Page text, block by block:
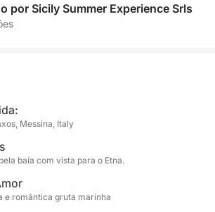
a beleza do mar enquanto
pitorescos como a Gruta do Amor,
você será presenteado com frutas
músicas favoritas pelo sistema
O capitão e a tripulação
uma viagem tranquila e
que você relaxe completamente.
por Sicily Summer Experience Srls
Messina, Italy
baía com vista para o Etna.
e romântica gruta marinha